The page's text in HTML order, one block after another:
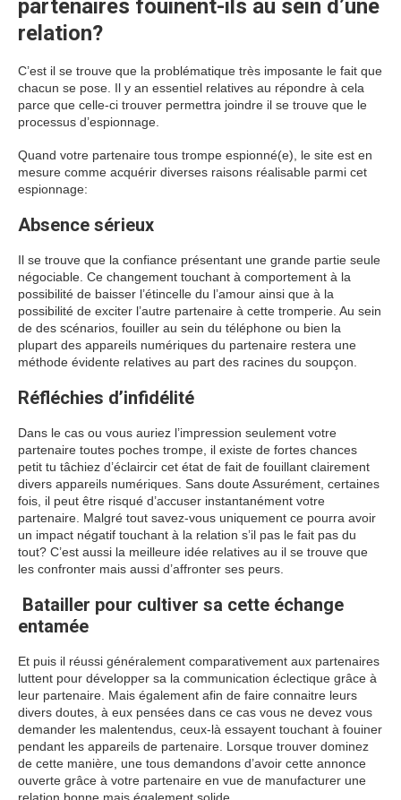
partenaires fouinent-ils au sein d’une
relation?
C’est il se trouve que la problématique très imposante le fait que
chacun se pose. Il y an essentiel relatives au répondre à cela
parce que celle-ci trouver permettra joindre il se trouve que le
processus d’espionnage.
Quand votre partenaire tous trompe espionné(e), le site est en
mesure comme acquérir diverses raisons réalisable parmi cet
espionnage:
Absence sérieux
Il se trouve que la confiance présentant une grande partie seule
négociable. Ce changement touchant à comportement à la
possibilité de baisser l’étincelle du l’amour ainsi que à la
possibilité de exciter l’autre partenaire à cette tromperie. Au sein
de des scénarios, fouiller au sein du téléphone ou bien la
plupart des appareils numériques du partenaire restera une
méthode évidente relatives au part des racines du soupçon.
Réfléchies d’infidélité
Dans le cas ou vous auriez l’impression seulement votre
partenaire toutes poches trompe, il existe de fortes chances
petit tu tâchiez d’éclaircir cet état de fait de fouillant clairement
divers appareils numériques. Sans doute Assurément, certaines
fois, il peut être risqué d’accuser instantanément votre
partenaire. Malgré tout savez-vous uniquement ce pourra avoir
un impact négatif touchant à la relation s’il pas le fait pas du
tout? C’est aussi la meilleure idée relatives au il se trouve que
les confronter mais aussi d’affronter ses peurs.
Batailler pour cultiver sa cette échange
entamée
Et puis il réussi généralement comparativement aux partenaires
luttent pour développer sa la communication éclectique grâce à
leur partenaire. Mais également afin de faire connaitre leurs
divers doutes, à eux pensées dans ce cas vous ne devez vous
demander les malentendus, ceux-là essayent touchant à fouiner
pendant les appareils de partenaire. Lorsque trouver dominez
de cette manière, une tous demandons d’avoir cette annonce
ouverte grâce à votre partenaire en vue de manufacturer une